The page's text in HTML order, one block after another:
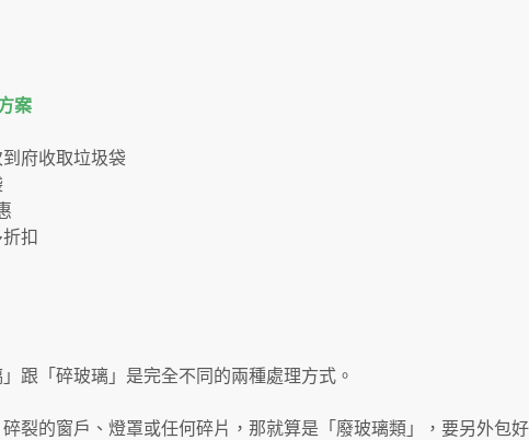
案
府收取垃圾袋
扣
跟「碎玻璃」是完全不同的兩種處理方式。
裂的窗戶、燈罩或任何碎片，那就算是「廢玻璃類」，要另外包好